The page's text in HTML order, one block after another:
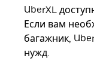
UberXL
Если вам
багажник,
нужд.